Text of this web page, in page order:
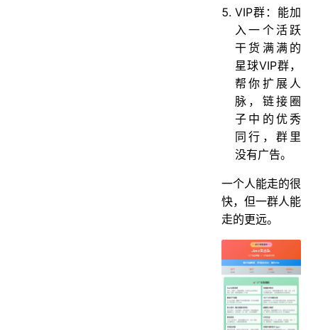
VIP群：能加
入一个活跃
干货满满的
星球VIP群，
帮你扩展人
脉，链接圈
子中的优秀
同行，群里
没有广告。
一个人能走的很
快，但一群人能
走的更远。